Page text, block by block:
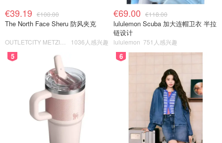
€39.19 €100.00
The North Face Sheru 防风夹克
1036人感兴趣
€69.00 €118.00
lululemon Scuba 加大连帽卫衣 半拉
链设计
lululemon 751人感兴趣
5 6